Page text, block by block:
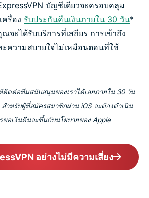
บัญชีเดียวจะครอบคลุม
รื่อง รับประกันคืนเงินภายใน 30 วัน*
จะได้รับบริการที่เสถียร การเข้าถึง
ะความสบายใจไม่เหมือนตอนที่ใช้
ติดต่อทีมสนับสนุนของเราได้เลยภายใน 30 วัน
ำหรับผู้ที่สมัครสมาชิกผ่าน iOS จะต้องดำเนิน
ขอเงินคืนจะขึ้นกับนโยบายของ Apple
อย่างไม่มีความเสี่ยง